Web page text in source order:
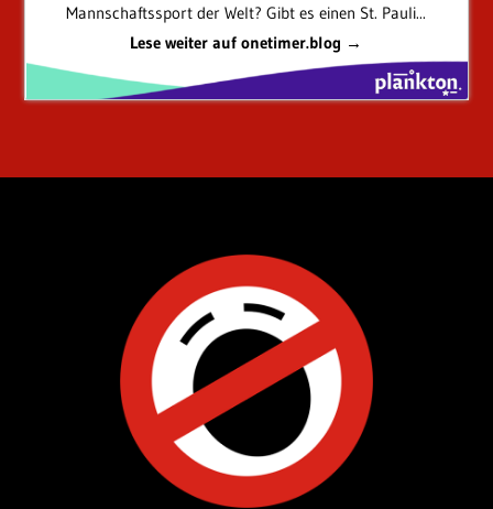
Mannschaftssport der Welt? Gibt es einen St. Pauli...
Lese weiter auf onetimer.blog →